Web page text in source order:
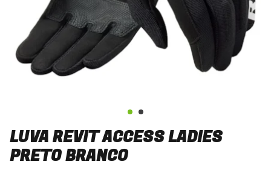
LUVA REVIT ACCESS LADIES
PRETO BRANCO